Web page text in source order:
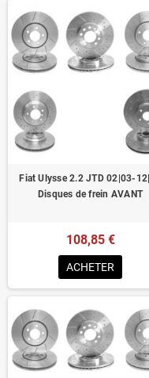
Dimensions d'origine
Installation en lieu et
Homologué pour le
Fiat Ulysse 2.2 JTD 02|03-
Disques de frein AVANT
108,85 €
ACHETER